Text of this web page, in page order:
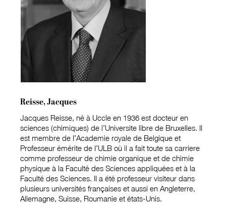
Reisse, Jacques
Jacques Reisse, né à Uccle en 1936 est docteur en
sciences (chimiques) de l’Universite libre de Bruxelles. II
est membre de I’Academie royale de Belgique et
Professeur émérite de I’ULB où il a fait toute sa carriere
comme professeur de chimie organique et de chimie
physique à la Faculté des Sciences appliquées et à la
Faculté des Sciences. II a été professeur visiteur dans
plusieurs universités françaises et aussi en Angleterre,
Allemagne, Suisse, Roumanie et états-Unis.